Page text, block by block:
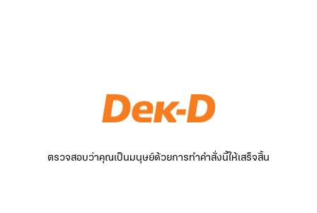
ตรวจสอบว่าคุณเป็นมนุษย์ด้วยการทำคำสั่งนี้ให้เสร็จสิ้น